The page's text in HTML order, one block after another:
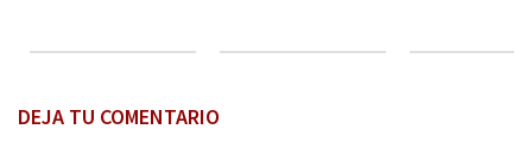
DEJA TU COMENTARIO